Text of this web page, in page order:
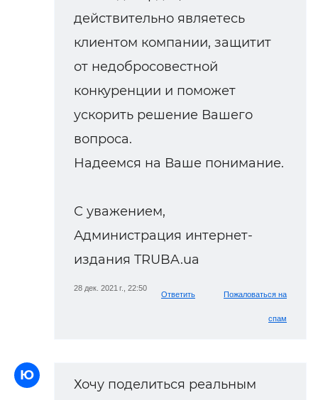
действительно являетесь
клиентом компании, защитит
от недобросовестной
конкуренции и поможет
ускорить решение Вашего
вопроса.
Надеемся на Ваше понимание.
С уважением,
Администрация интернет-
издания TRUBA.ua
28 дек. 2021 г., 22:50
Ответить Пожаловаться на
спам
Ю
Хочу поделиться реальным